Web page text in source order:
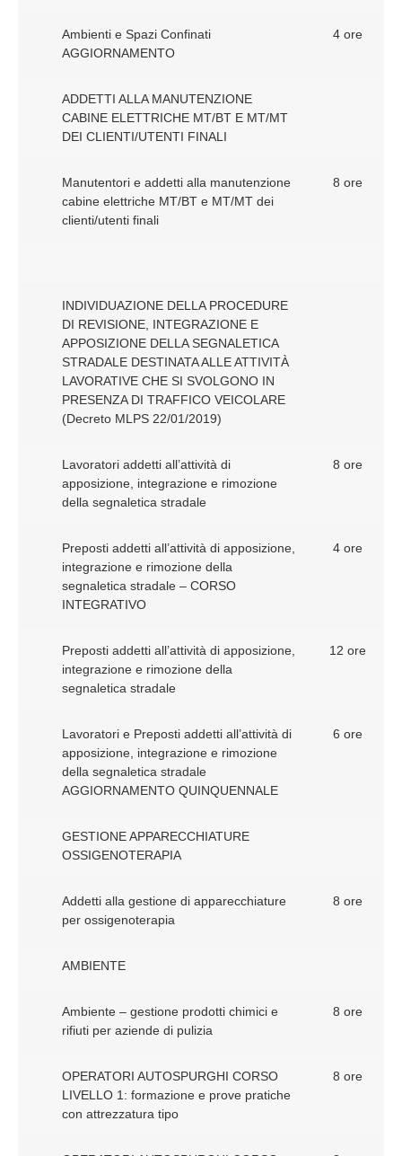
Ambienti e Spazi Confinati
AGGIORNAMENTO
4 ore
ADDETTI ALLA MANUTENZIONE
CABINE ELETTRICHE MT/BT E MT/MT
DEI CLIENTI/UTENTI FINALI
Manutentori e addetti alla manutenzione
cabine elettriche MT/BT e MT/MT dei
clienti/utenti finali
8 ore
INDIVIDUAZIONE DELLA PROCEDURE
DI REVISIONE, INTEGRAZIONE E
APPOSIZIONE DELLA SEGNALETICA
STRADALE DESTINATA ALLE ATTIVITÀ
LAVORATIVE CHE SI SVOLGONO IN
PRESENZA DI TRAFFICO VEICOLARE
(Decreto MLPS 22/01/2019)
Lavoratori addetti all’attività di
apposizione, integrazione e rimozione
della segnaletica stradale
8 ore
Preposti addetti all’attività di apposizione,
integrazione e rimozione della
segnaletica stradale – CORSO
INTEGRATIVO
4 ore
Preposti addetti all’attività di apposizione,
integrazione e rimozione della
segnaletica stradale
12 ore
Lavoratori e Preposti addetti all’attività di
apposizione, integrazione e rimozione
della segnaletica stradale
AGGIORNAMENTO QUINQUENNALE
6 ore
GESTIONE APPARECCHIATURE
OSSIGENOTERAPIA
Addetti alla gestione di apparecchiature
per ossigenoterapia
8 ore
AMBIENTE
Ambiente – gestione prodotti chimici e
rifiuti per aziende di pulizia
8 ore
OPERATORI AUTOSPURGHI CORSO
LIVELLO 1: formazione e prove pratiche
con attrezzatura tipo
8 ore